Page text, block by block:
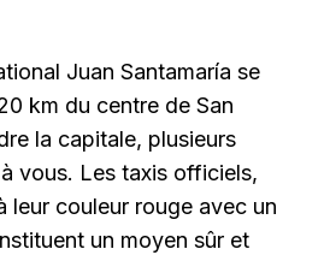
Juan Santamaría se
km du centre de San
la capitale, plusieurs
vous. Les taxis officiels,
leur couleur rouge avec un
un moyen sûr et